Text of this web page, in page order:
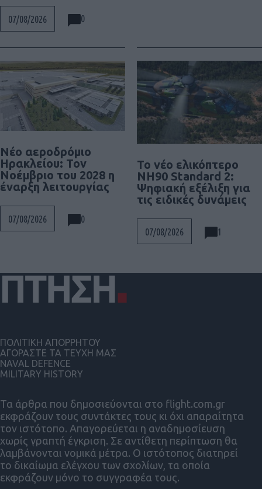
07/08/2026 0
Νέο αεροδρόμιο
Ηρακλείου: Τον
Νοέμβριο του 2028 η
έναρξη λειτουργίας
07/08/2026 0
To νέο ελικόπτερο
NH90 Standard 2:
Ψηφιακή εξέλιξη για
τις ειδικές δυνάμεις
07/08/2026 1
Τα άρθρα που δημοσιεύονται στο flight.com.gr
εκφράζουν τους συντάκτες τους κι όχι απαραίτητα
τον ιστότοπο. Απαγορεύεται η αναδημοσίευση
χωρίς γραπτή έγκριση. Σε αντίθετη περίπτωση θα
λαμβάνονται νομικά μέτρα. Ο ιστότοπος διατηρεί
το δικαίωμα ελέγχου των σχολίων, τα οποία
εκφράζουν μόνο το συγγραφέα τους.
ΠΟΛΙΤΙΚΗ ΑΠΟΡΡΗΤΟΥ
ΑΓΟΡΑΣΤΕ ΤΑ ΤΕΥΧΗ ΜΑΣ
NAVAL DEFENCE
MILITARY HISTORY